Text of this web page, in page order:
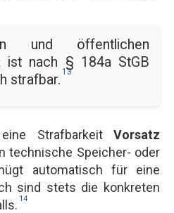
und öffentlichen
ist nach § 184a StGB
strafbar. 13
Strafbarkeit Vorsatz
technische Speicher- oder
automatisch für eine
sind stets die konkreten
14